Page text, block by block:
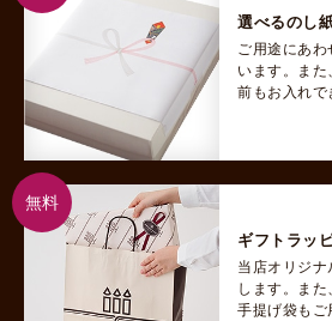
選べるのし
ご用途にあ
います。また
前もお入れで
無料
ギフトラッ
当店オリジナ
します。ま
手提げ袋もご